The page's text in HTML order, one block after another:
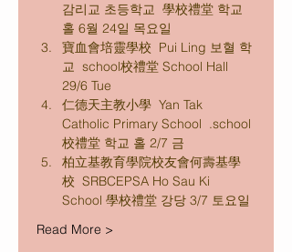
감리교 초등학교  學校禮堂 학교
홀 6월 24일 목요일
寶血會培靈學校  Pui Ling 보혈 학
교  school校禮堂 School Hall
29/6 Tue
仁德天主教小學  Yan Tak
Catholic Primary School  .school
校禮堂 학교 홀 2/7 금
柏立基教育學院校友會何壽基學
校  SRBCEPSA Ho Sau Ki
School 學校禮堂 강당 3/7 토요일
Read More >